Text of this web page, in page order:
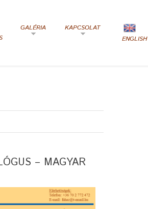
GALÉRIA
KAPCSOLAT
ENGLISH
– MAGYAR